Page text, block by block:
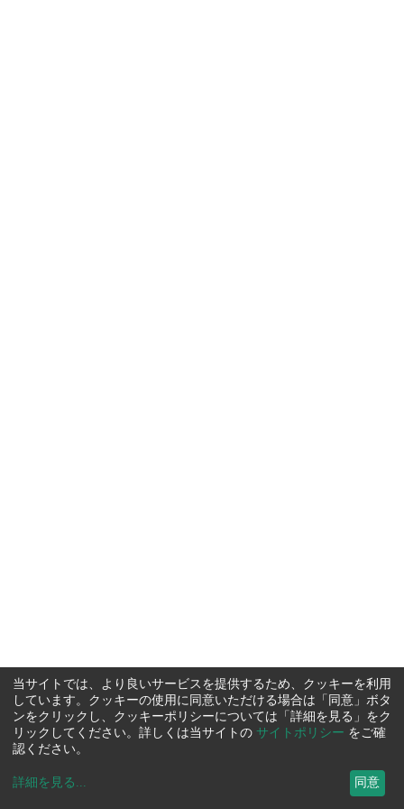
当サイトでは、より良いサービスを提供するため、クッキーを利用
しています。クッキーの使用に同意いただける場合は「同意」ボタ
ンをクリックし、クッキーポリシーについては「詳細を見る」をク
リックしてください。詳しくは当サイトの サイトポリシー をご確
認ください。
詳細を見る ... 同意